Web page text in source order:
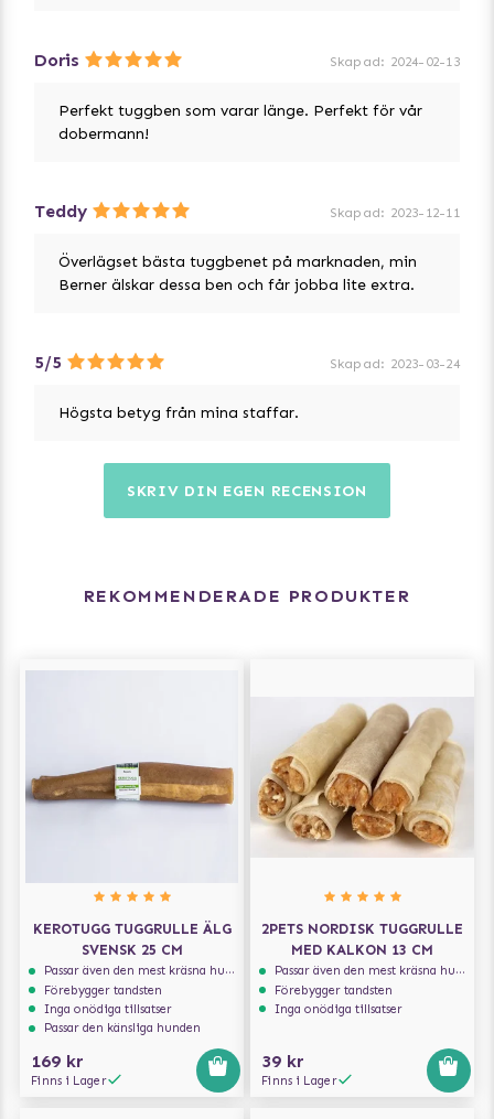
Doris Skapad: 2024-02-13
Perfekt tuggben som varar länge. Perfekt för vår
dobermann!
Teddy Skapad: 2023-12-11
Överlägset bästa tuggbenet på marknaden, min
Berner älskar dessa ben och får jobba lite extra.
5/5 Skapad: 2023-03-24
Högsta betyg från mina staffar.
SKRIV DIN EGEN RECENSION
REKOMMENDERADE PRODUKTER
KEROTUGG TUGGRULLE ÄLG
SVENSK 25 CM
Passar även den mest kräsna hunden
Förebygger tandsten
Inga onödiga tillsatser
Passar den känsliga hunden
169 kr
Finns i Lager
2PETS NORDISK TUGGRULLE
MED KALKON 13 CM
Passar även den mest kräsna hunden
Förebygger tandsten
Inga onödiga tillsatser
39 kr
Finns i Lager